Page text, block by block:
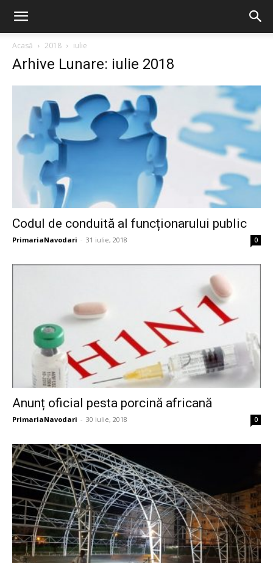
Acasă 2018 iulie
Arhive Lunare: iulie 2018
Codul de conduită al funcționarului public
PrimariaNavodari - 31 iulie, 2018 0
Anunț oficial pesta porcină africană
PrimariaNavodari - 30 iulie, 2018 0